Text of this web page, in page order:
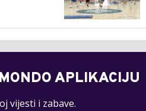
APLIKACIJU
vijesti i zabave.